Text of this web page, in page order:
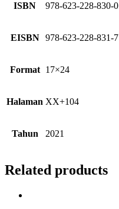
ISBN 978-623-228-830-0
EISBN 978-623-228-831-7
Format 17×24
Halaman XX+104
Tahun 2021
Related products